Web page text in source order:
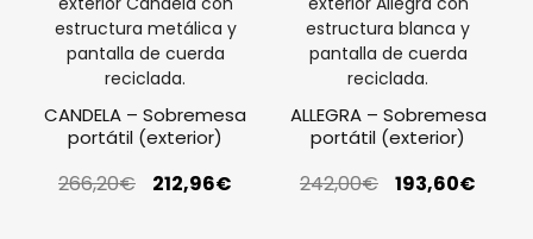
CANDELA – Sobremesa
portátil (exterior)
266,20€ 212,96€
ALLEGRA – Sobremesa
portátil (exterior)
242,00€ 193,60€